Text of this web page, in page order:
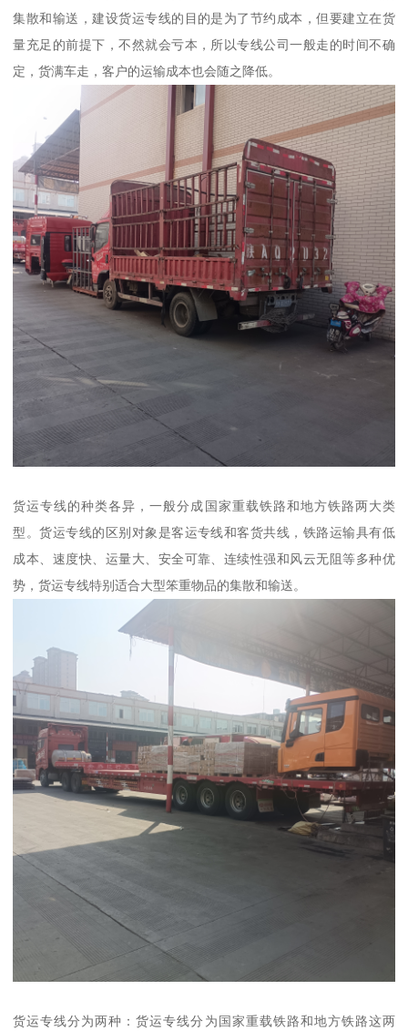
集散和输送，建设货运专线的目的是为了节约成本，但要建立在货
量充足的前提下，不然就会亏本，所以专线公司一般走的时间不确
定，货满车走，客户的运输成本也会随之降低。
货运专线的种类各异，一般分成国家重载铁路和地方铁路两大类
型。货运专线的区别对象是客运专线和客货共线，铁路运输具有低
成本、速度快、运量大、安全可靠、连续性强和风云无阻等多种优
势，货运专线特别适合大型笨重物品的集散和输送。
货运专线分为两种：货运专线分为国家重载铁路和地方铁路这两